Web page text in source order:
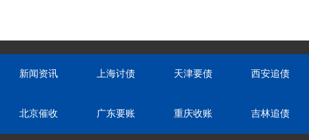
新闻资讯 上海讨债 天津要债 西安追债
北京催收 广东要账 重庆收账 吉林追债